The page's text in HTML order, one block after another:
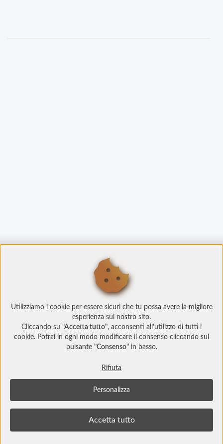
© Copyright 2022 Social Play
info@studiweb.it - P.iva/C.f. IT05983000729
Utilizziamo i cookie per essere sicuri che tu possa avere la migliore
esperienza sul nostro sito.
Cliccando su "Accetta tutto", acconsenti all’utilizzo di tutti i
cookie. Potrai in ogni modo modificare il consenso cliccando sul
pulsante "Consenso"in basso.
Rifiuta
Personalizza
Accetta tutto